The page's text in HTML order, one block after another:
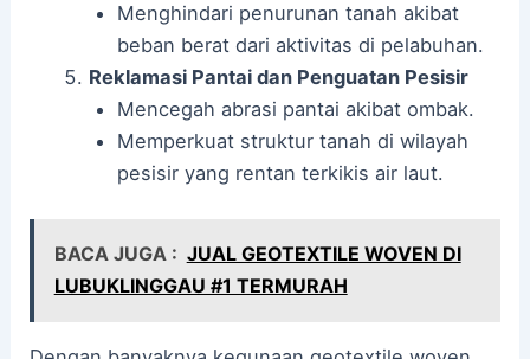
Menghindari penurunan tanah akibat
beban berat dari aktivitas di pelabuhan.
Reklamasi Pantai dan Penguatan Pesisir
Mencegah abrasi pantai akibat ombak.
Memperkuat struktur tanah di wilayah
pesisir yang rentan terkikis air laut.
BACA JUGA : JUAL GEOTEXTILE WOVEN DI
LUBUKLINGGAU #1 TERMURAH